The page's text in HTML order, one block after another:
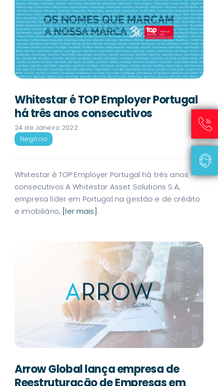
Whitestar é TOP Employer Portugal
há três anos consecutivos
24 de Janeiro 2022
Negócio
Whitestar é TOP Employer Portugal há três anos
consecutivos A Whitestar Asset Solutions S.A,
empresa líder em Portugal na gestão e de crédito
e imobiliário, [ler mais]
Arrow Global lança empresa de
Reestruturação de Empresas em